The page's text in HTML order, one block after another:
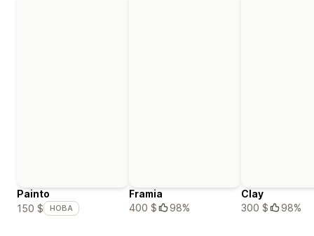
Painto
150 $
НОВА
Framia
400 $
98%
Clay
300 $
98%